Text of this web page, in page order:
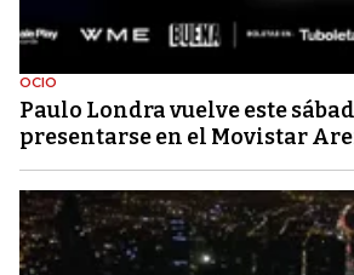
OCIO
Paulo Londra vuelve este
presentarse en el Movistar